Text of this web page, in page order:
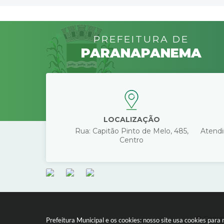
Prefeitura Municipal e os cookies: nosso site usa cookies
PREFEITURA DE
PARANAPANEMA
LOCALIZAÇÃO
Rua: Capitão Pinto de Melo, 485,
Centro
©